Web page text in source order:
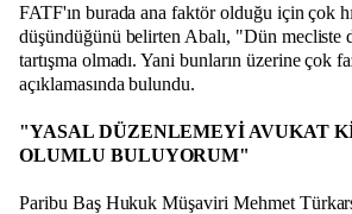
FATF'ın burada ana faktör olduğu için çok
düşündüğünü belirten Abalı, "Dün mecliste
tartışma olmadı. Yani bunların üzerine çok
açıklamasında bulundu.
"YASAL DÜZENLEMEYİ AVUKAT
OLUMLU BULUYORUM"
Paribu Baş Hukuk Müşaviri Mehmet